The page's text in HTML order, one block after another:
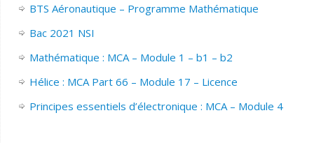
BTS Aéronautique – Programme Mathématique
Bac 2021 NSI
Mathématique : MCA – Module 1 – b1 – b2
Hélice : MCA Part 66 – Module 17 – Licence
Principes essentiels d’électronique : MCA – Module 4